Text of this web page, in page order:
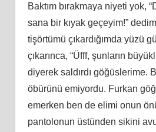
Baktım bırakmaya niyeti yok,
sana bir kıyak geçeyim!”
tişörtümü çıkardığımda yüzü
çıkarınca, “Üfff, şunların
diyerek saldırdı göğüslerime.
öbürünü emiyordu. Furkan
emerken ben de elimi onun
pantolonun üstünden sikini